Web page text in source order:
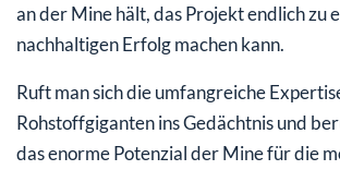
an der Mine hält, das Projekt endlich zu
nachhaltigen Erfolg machen kann.
Ruft man sich die umfangreiche
Rohstoffgiganten ins Gedächtnis und
das enorme Potenzial der Mine für die